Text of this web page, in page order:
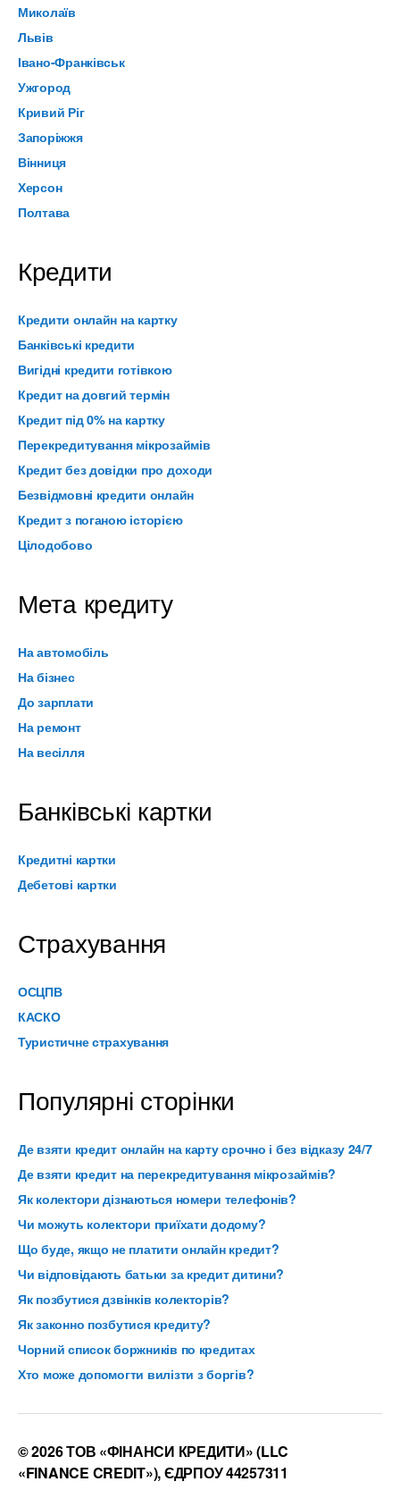
Миколаїв
Львів
Івано-Франківськ
Ужгород
Кривий Ріг
Запоріжжя
Вінниця
Херсон
Полтава
Кредити
Кредити онлайн на картку
Банківські кредити
Вигідні кредити готівкою
Кредит на довгий термін
Кредит під 0% на картку
Перекредитування мікрозаймів
Кредит без довідки про доходи
Безвідмовні кредити онлайн
Кредит з поганою історією
Цілодобово
Мета кредиту
На автомобіль
На бізнес
До зарплати
На ремонт
На весілля
Банківські картки
Кредитні картки
Дебетові картки
Страхування
ОСЦПВ
КАСКО
Туристичне страхування
Популярні сторінки
Де взяти кредит онлайн на карту срочно і без відказу 24/7
Де взяти кредит на перекредитування мікрозаймів?
Як колектори дізнаються номери телефонів?
Чи можуть колектори приїхати додому?
Що буде, якщо не платити онлайн кредит?
Чи відповідають батьки за кредит дитини?
Як позбутися дзвінків колекторів?
Як законно позбутися кредиту?
Чорний список боржників по кредитах
Хто може допомогти вилізти з боргів?
© 2026 ТОВ «ФІНАНСИ КРЕДИТИ» (LLC
«FINANCE CREDIT»), ЄДРПОУ 44257311